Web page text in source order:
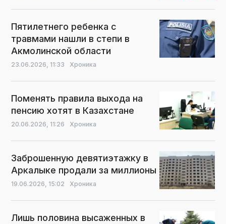
Пятилетнего ребенка с
травмами нашли в степи в
Акмолинской области
23.06.2026, 11:33 Хроника
Поменять правила выхода на
пенсию хотят в Казахстане
20.06.2026, 11:26 Хроника
Заброшенную девятиэтажку в
Аркалыке продали за миллионы
19.06.2026, 15:02 Хроника
Лишь половина высаженных в